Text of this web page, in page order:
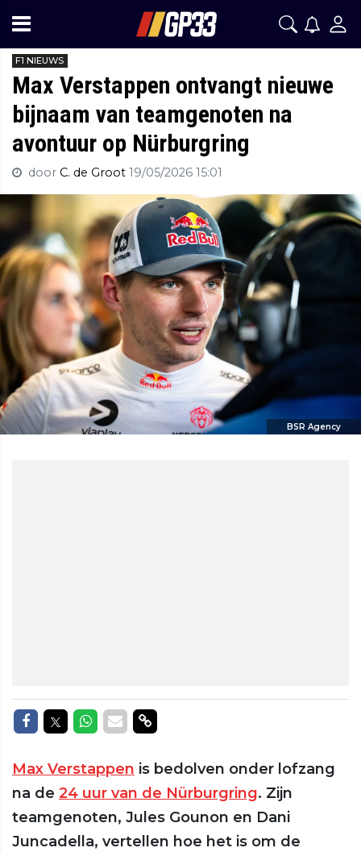
F1 NIEUWS
Max Verstappen ontvangt nieuwe
bijnaam van teamgenoten na
avontuur op Nürburgring
door C. de Groot 19/05/2026 15:01
BSR Agency
Delen op Facebook
Delen op Twitter
Delen op Whatsapp
Delen via Mail
Delen via link
Max Verstappen is bedolven onder lofzang
na de 24 uur van de Nürburgring. Zijn
teamgenoten, Jules Gounon en Dani
Juncadella, vertellen hoe het is om de